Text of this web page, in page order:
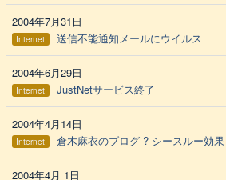
2004年7月31日
Internet 送信不能通知メールにウイルス
2004年6月29日
Internet JustNetサービス終了
2004年4月14日
Internet 倉木麻衣のブログ ? シースルー効果
2004年4月 1日